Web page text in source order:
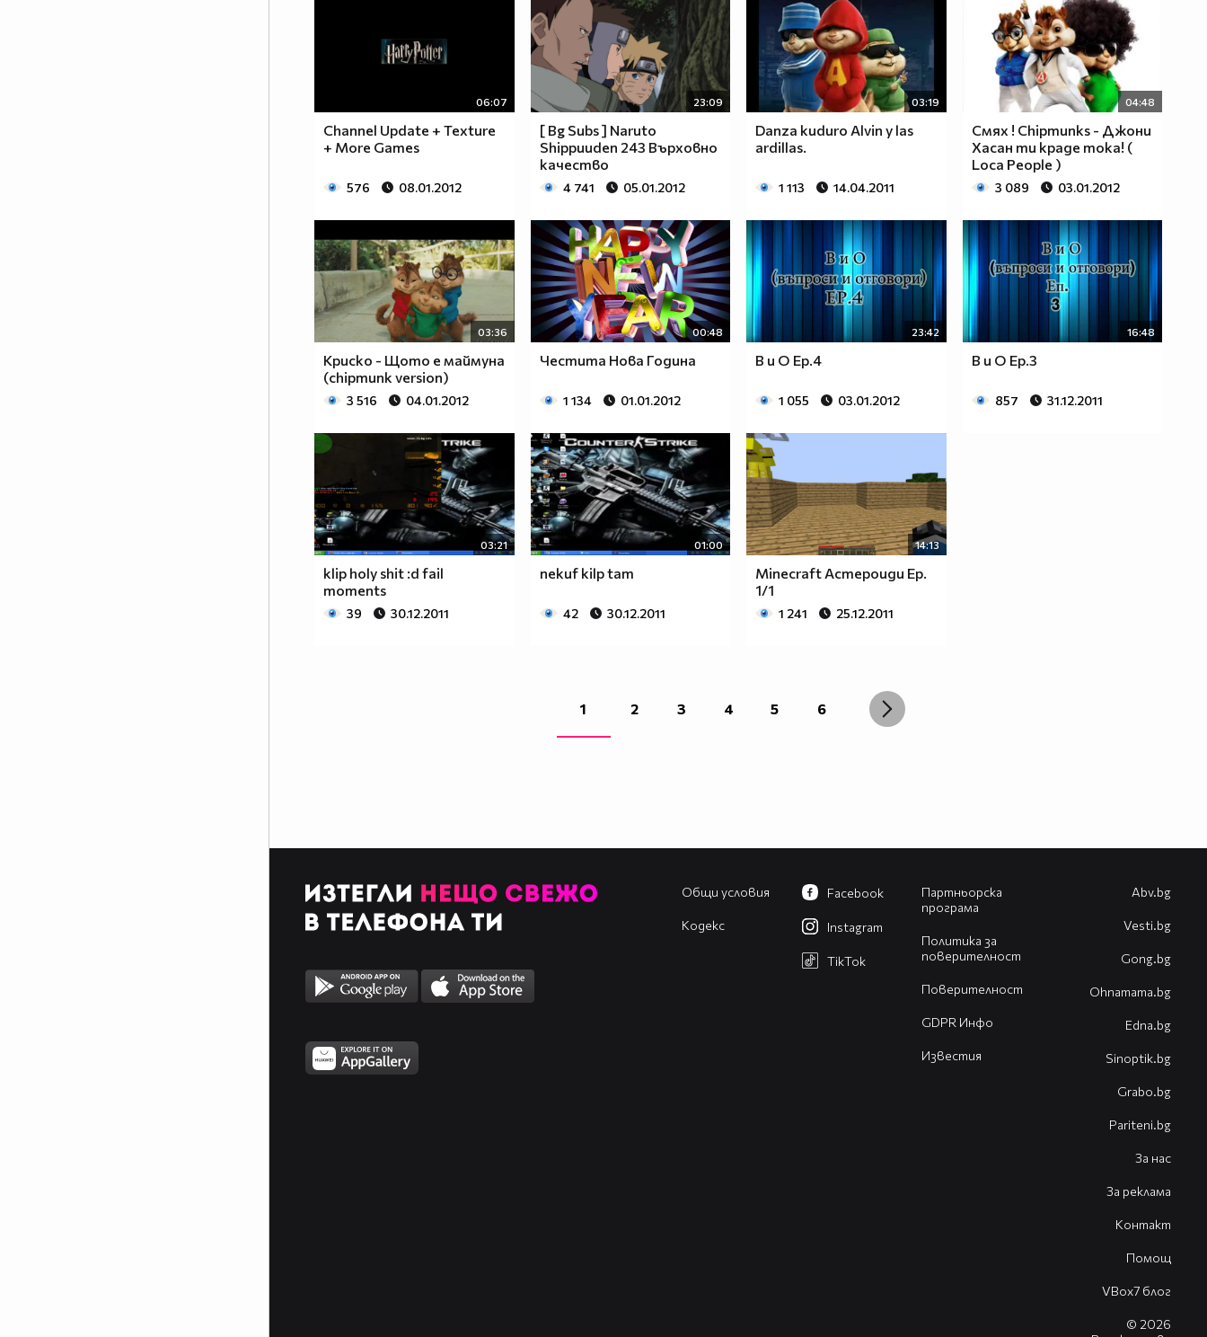
06:07
Channel Update + Texture
+ More Games
576 08.01.2012
23:09
[ Bg Subs ] Naruto
Shippuuden 243 Върховно
качество
4 741 05.01.2012
03:19
Danza kuduro Alvin y las
ardillas.
1 113 14.04.2011
04:48
Смях ! Chipmunks - Джони
Хасан ти краде тока! (
Loca People )
3 089 03.01.2012
03:36
Криско - Щото е маймуна
(chipmunk version)
3 516 04.01.2012
00:48
Честита Нова Година
1 134 01.01.2012
23:42
В и О Ep.4
1 055 03.01.2012
16:48
В и О Ep.3
857 31.12.2011
03:21
klip holy shit :d fail
moments
39 30.12.2011
01:00
nekuf kilp tam
42 30.12.2011
14:13
Minecraft Астероиди Ep.
1/1
1 241 25.12.2011
1 2 3 4 5 6
Общи условия
Кодекс
Партньорска
програма
Политика за
поверителност
Поверителност
GDPR Инфо
Известия
Facebook
Instagram
TikTok
Abv.bg
Vesti.bg
Gong.bg
Оhnamama.bg
Edna.bg
Sinoptik.bg
Grabo.bg
Pariteni.bg
За нас
За реклама
Контакт
Помощ
VBox7 блог
© 2026